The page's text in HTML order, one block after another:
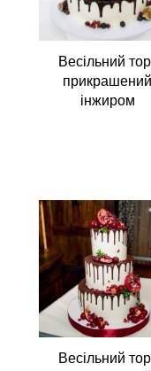
Весільний
прикрашений
інжиром
Весільний